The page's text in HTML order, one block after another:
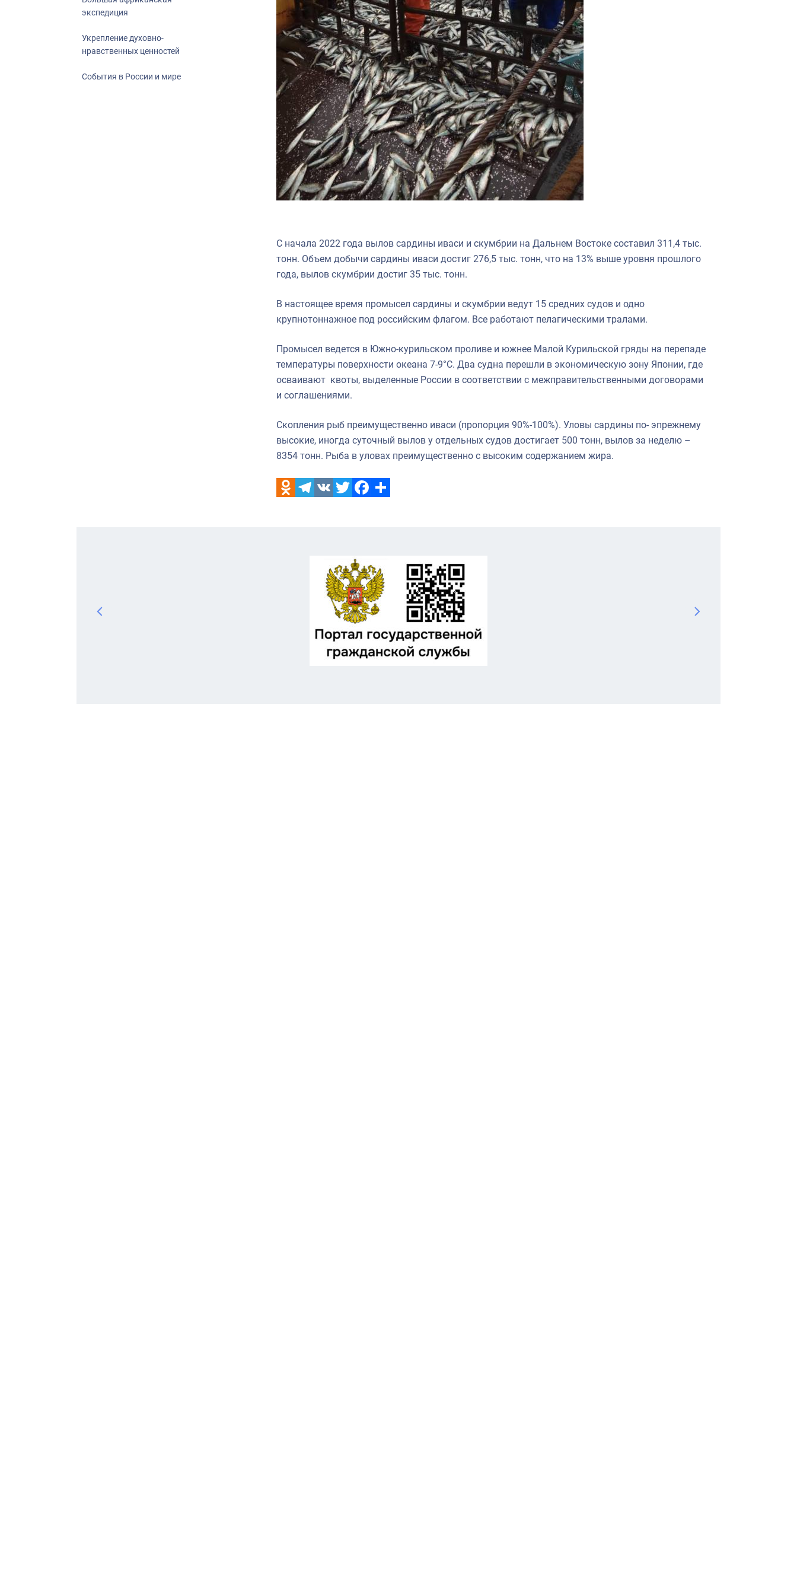
экспедиция
Укрепление духовно-
нравственных ценностей
События в России и мире
С начала 2022 года вылов сардины иваси и скумбрии на Дальнем Востоке составил 311,4 тыс.
тонн. Объем добычи сардины иваси достиг 276,5 тыс. тонн, что на 13% выше уровня прошлого
года, вылов скумбрии достиг 35 тыс. тонн.
В настоящее время промысел сардины и скумбрии ведут 15 средних судов и одно
крупнотоннажное под российским флагом. Все работают пелагическими тралами.
Промысел ведется в Южно-курильском проливе и южнее Малой Курильской гряды на перепаде
температуры поверхности океана 7-9°С. Два судна перешли в экономическую зону Японии, где
осваивают квоты, выделенные России в соответствии с межправительственными договорами
и соглашениями.
Скопления рыб преимущественно иваси (пропорция 90%-100%). Уловы сардины по- эпрежнему
высокие, иногда суточный вылов у отдельных судов достигает 500 тонн, вылов за неделю –
8354 тонн. Рыба в уловах преимущественно с высоким содержанием жира.